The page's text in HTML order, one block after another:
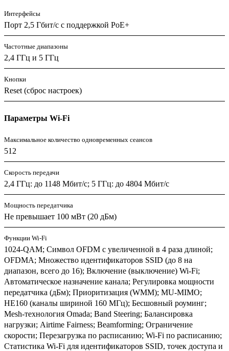
Интерфейсы
Порт 2,5 Гбит/с с поддержкой PoE+
Частотные диапазоны
2,4 ГГц и 5 ГГц
Кнопки
Reset (сброс настроек)
Параметры Wi-Fi
Максимальное количество одновременных сеансов
512
Скороcть передачи
2,4 ГГц: до 1148 Мбит/с; 5 ГГц: до 4804 Мбит/с
Мощность передатчика
Не превышает 100 мВт (20 дБм)
Функции Wi-Fi
1024-QAM; Символ OFDM с увеличенной в 4 раза длиной;
OFDMA; Множество идентификаторов SSID (до 8 на
диапазон, всего до 16); Включение (выключение) Wi-Fi;
Автоматическое назначение канала; Регулировка мощности
передатчика (дБм); Приоритизация (WMM); MU-MIMO;
HE160 (каналы шириной 160 МГц); Бесшовный роуминг;
Mesh-технология Omada; Band Steering; Балансировка
нагрузки; Airtime Fairness; Beamforming; Ограничение
скорости; Перезагрузка по расписанию; Wi-Fi по расписанию;
Статистика Wi-Fi для идентификаторов SSID, точек доступа и